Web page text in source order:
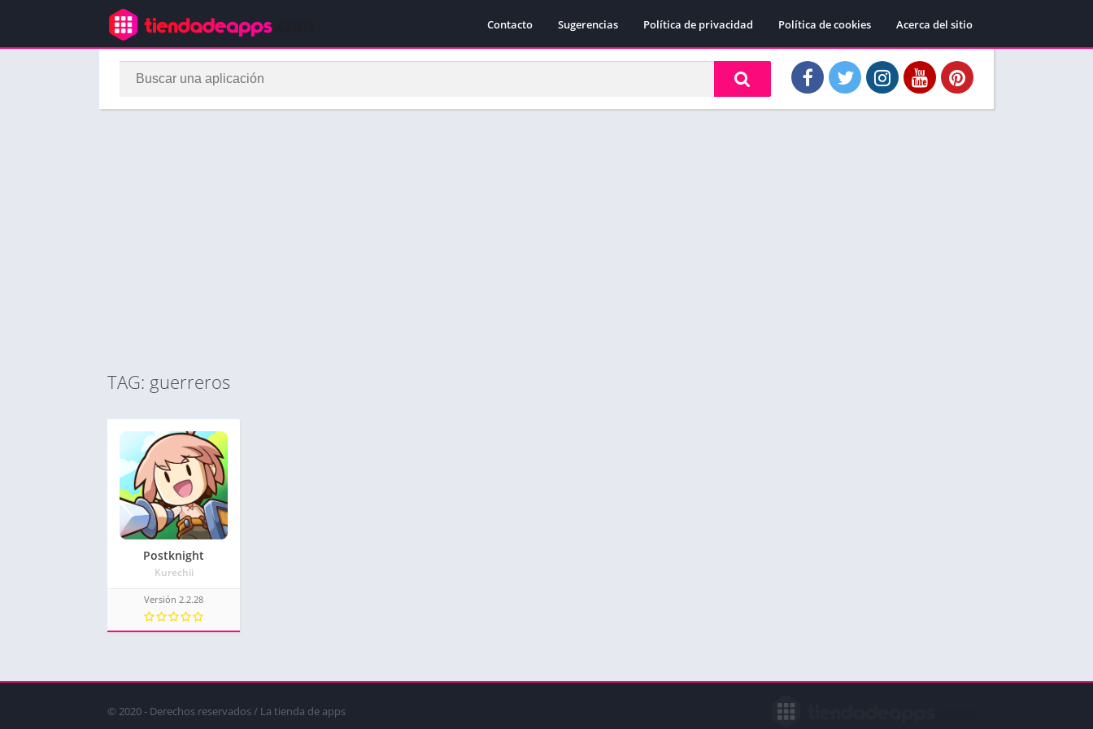
Contacto Sugerencias Política de privacidad Política de cookies Acerca del sitio
TAG: guerreros
Postknight
Kurechii
Versión 2.2.28
© 2020 - Derechos reservados / La tienda de apps